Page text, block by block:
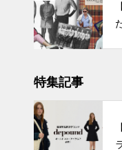
特集記事